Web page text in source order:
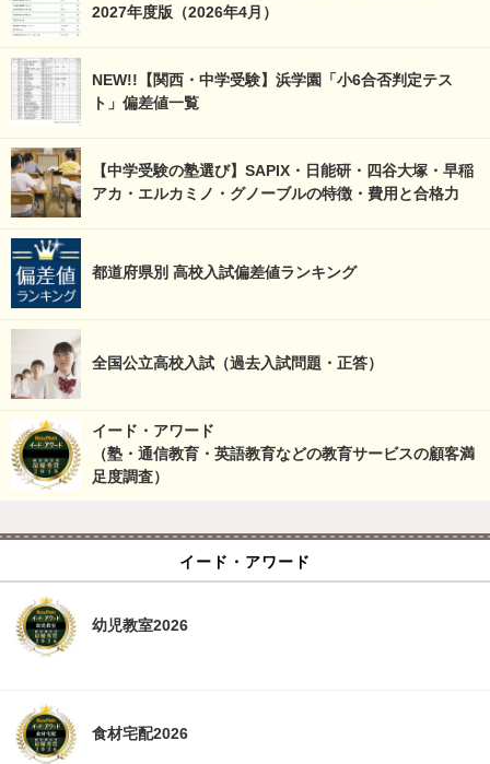
2027年度版（2026年4月）
NEW!!【関西・中学受験】浜学園「小6合否判定テス
ト」偏差値一覧
【中学受験の塾選び】SAPIX・日能研・四谷大塚・早稲
アカ・エルカミノ・グノーブルの特徴・費用と合格力
都道府県別 高校入試偏差値ランキング
全国公立高校入試（過去入試問題・正答）
イード・アワード
（塾・通信教育・英語教育などの教育サービスの顧客満
足度調査）
イード・アワード
幼児教室2026
食材宅配2026